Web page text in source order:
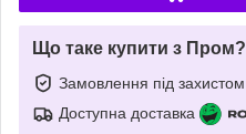
Що таке купити з Пром?
Замовлення під захистом
Доступна доставка